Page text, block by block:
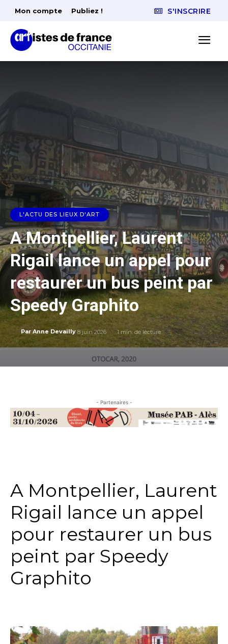
Mon compte Publiez ! S'INSCRIRE
L'ACTU DES LIEUX D'ART
A Montpellier, Laurent
Rigail lance un appel pour
restaurer un bus peint par
Speedy Graphito
Par Anne Devailly 8 juin 2026 1 min. de lecture
- Partenaires -
A Montpellier, Laurent
Rigail lance un appel
pour restaurer un bus
peint par Speedy
Graphito